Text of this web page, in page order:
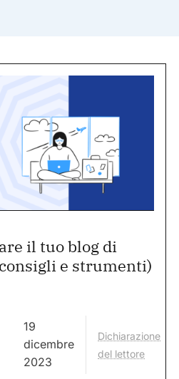
il tuo blog di
e strumenti)
19
dicembre
2023
Dichiarazione
del lettore